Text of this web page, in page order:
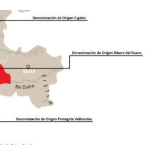
San
En marzo, vuelve la mejor
gastronomía de la Trufa
Negra de Soria